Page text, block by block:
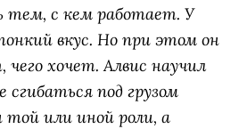
тем, с кем работает. У
вкус. Но при этом он
чего хочет. Алвис научил
под грузом
или иной роли, а